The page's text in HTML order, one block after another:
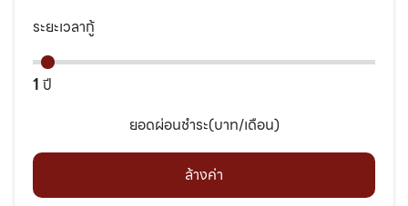
ระยะเวลากู้
1 ปี
ยอดผ่อนชำระ(บาท/เดือน)
ล้างค่า